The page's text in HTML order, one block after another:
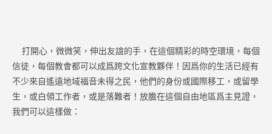
打開心，微微笑，伸出友誼的手，在這個精彩的時空環境，每個
信徒，每個教會都可以成爲跨文化宣教夥伴！因爲你的生活已經有
不少來自遙遠地域福音未得之民，他們的身份或國際移工，或留學
生，或白領工作者，或是落難者！放膽在這個自由地區爲主見證，
我們可以這樣做：